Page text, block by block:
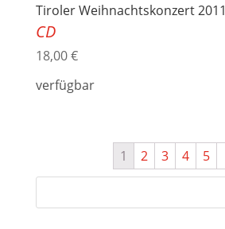
Tiroler Weihnachtskonzert 2011
CD
18,00€
verfügbar
1 2 3 4 5